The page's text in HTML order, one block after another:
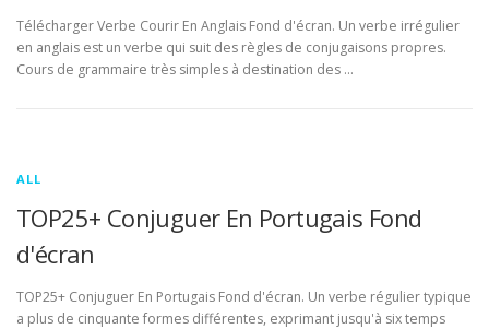
Télécharger Verbe Courir En Anglais Fond d'écran. Un verbe irrégulier
en anglais est un verbe qui suit des règles de conjugaisons propres.
Cours de grammaire très simples à destination des …
ALL
TOP25+ Conjuguer En Portugais Fond
d'écran
TOP25+ Conjuguer En Portugais Fond d'écran. Un verbe régulier typique
a plus de cinquante formes différentes, exprimant jusqu'à six temps